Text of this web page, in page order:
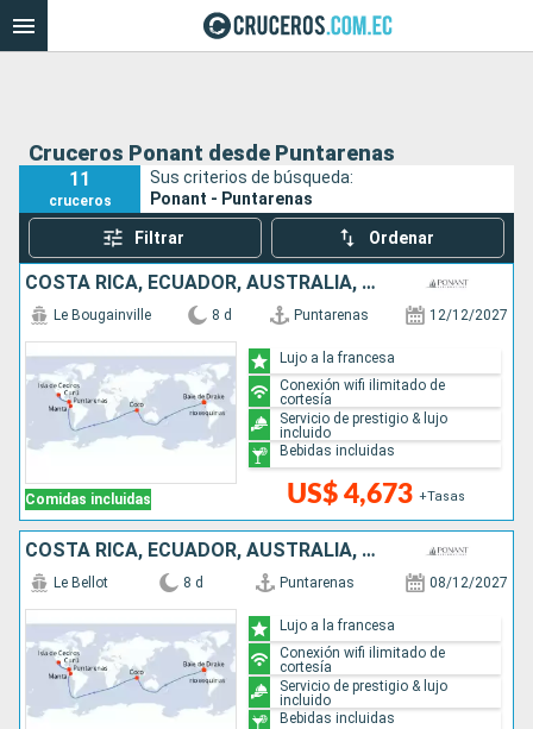
Cruceros Ponant desde Puntarenas
11
cruceros
Sus criterios de búsqueda:
Ponant - Puntarenas
Filtrar Ordenar
COSTA RICA, ECUADOR, AUSTRALIA, MÉXICO
Comidas incluidas
Le Bougainville 8 d Puntarenas 12/12/2027
US$ 4,673 +Tasas
Lujo a la francesa
Conexión wifi ilimitado de
cortesía
Servicio de prestigio & lujo
incluido
Bebidas incluidas
COSTA RICA, ECUADOR, AUSTRALIA, MÉXICO
Le Bellot 8 d Puntarenas 08/12/2027
Lujo a la francesa
Conexión wifi ilimitado de
cortesía
Servicio de prestigio & lujo
incluido
Bebidas incluidas